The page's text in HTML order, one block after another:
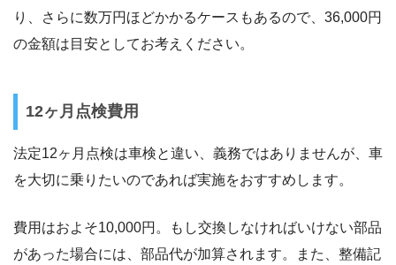
り、さらに数万円ほどかかるケースもあるので、36,000円
の金額は目安としてお考えください。
12ヶ月点検費用
法定12ヶ月点検は車検と違い、義務ではありませんが、車
を大切に乗りたいのであれば実施をおすすめします。
費用はおよそ10,000円。もし交換しなければいけない部品
があった場合には、部品代が加算されます。また、整備記